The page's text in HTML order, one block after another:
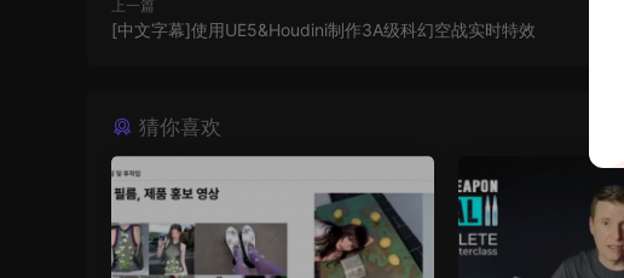
上一篇
[中文字幕]使用UE5&Houdini制作3A级科幻空战实时特效
猜你喜欢